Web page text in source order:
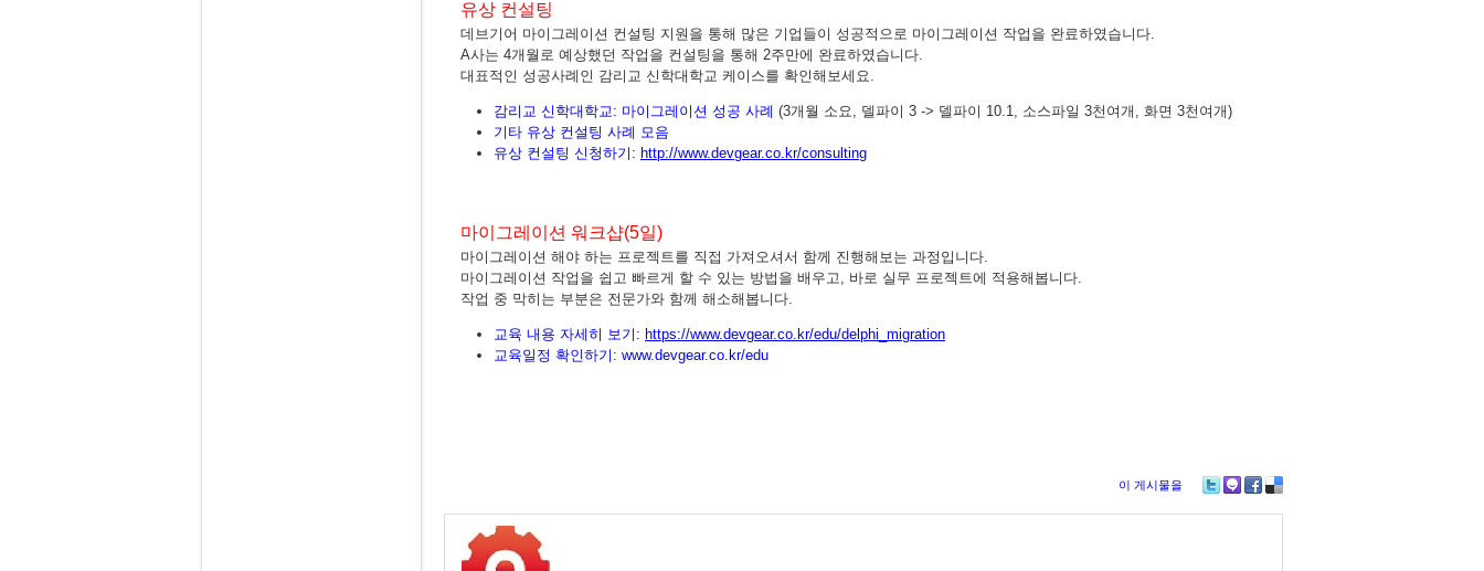
유상 컨설팅
데브기어 마이그레이션 컨설팅 지원을 통해 많은 기업들이 성공적으로 마이그레이션 작업을 완료하였습니다.
A사는 4개월로 예상했던 작업을 컨설팅을 통해 2주만에 완료하였습니다.
대표적인 성공사례인 감리교 신학대학교 케이스를 확인해보세요.
감리교 신학대학교: 마이그레이션 성공 사례 (3개월 소요, 델파이 3 -> 델파이 10.1, 소스파일 3천여개, 화면 3천여개)
기타 유상 컨설팅 사례 모음
유상 컨설팅 신청하기: http://www.devgear.co.kr/consulting
마이그레이션 워크샵(5일)
마이그레이션 해야 하는 프로젝트를 직접 가져오셔서 함께 진행해보는 과정입니다.
마이그레이션 작업을 쉽고 빠르게 할 수 있는 방법을 배우고, 바로 실무 프로젝트에 적용해봅니다.
작업 중 막히는 부분은 전문가와 함께 해소해봅니다.
교육 내용 자세히 보기: https://www.devgear.co.kr/edu/delphi_migration
교육일정 확인하기: www.devgear.co.kr/edu
이 게시물을